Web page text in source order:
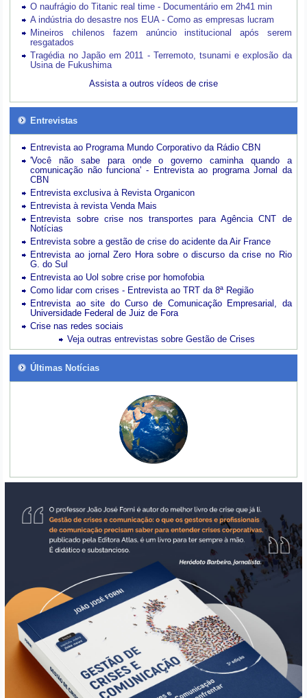
O naufrágio do Titanic real time - Documentário em 2h41 min
A indústria do desastre nos EUA - Como as empresas lucram
Mineiros chilenos fazem anúncio institucional após serem
resgatados
Tragédia no Japão em 2011 - Terremoto, tsunami e explosão da
Usina de Fukushima
Assista a outros vídeos de crise
Entrevistas
Entrevista ao Programa Mundo Corporativo da Rádio CBN
'Você não sabe para onde o governo caminha quando a
comunicação não funciona' - Entrevista ao programa Jornal da
CBN
Entrevista exclusiva à Revista Organicon
Entrevista à revista Venda Mais
Entrevista sobre crise nos transportes para Agência CNT de
Notícias
Entrevista sobre a gestão de crise do acidente da Air France
Entrevista ao jornal Zero Hora sobre o discurso da crise no Rio
G. do Sul
Entrevista ao Uol sobre crise por homofobia
Como lidar com crises - Entrevista ao TRT da 8ª Região
Entrevista ao site do Curso de Comunicação Empresarial, da
Universidade Federal de Juiz de Fora
Crise nas redes sociais
Veja outras entrevistas sobre Gestão de Crises
Últimas Notícias